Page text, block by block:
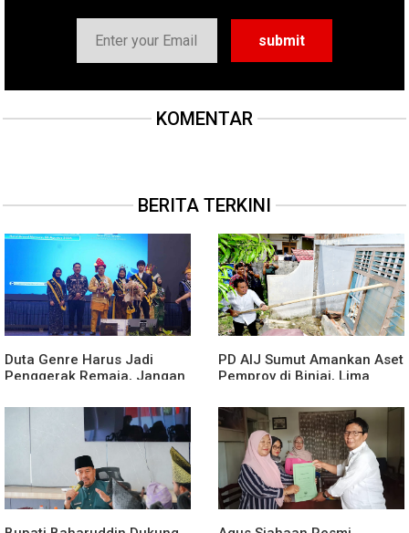
KOMENTAR
BERITA TERKINI
Duta Genre Harus Jadi
Penggerak Remaja, Jangan
PD AIJ Sumut Amankan Aset
Pemprov di Binjai, Lima
Ria Dibongkar